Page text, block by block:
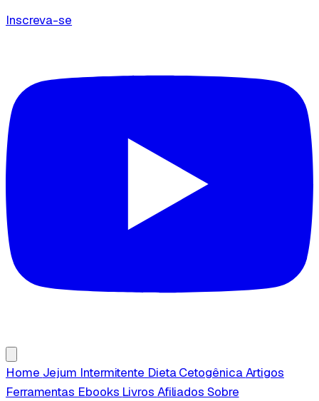
Inscreva-se
Home Jejum Intermitente Dieta CetogênicaArtigos
Ferramentas Ebooks Livros Afiliados Sobre